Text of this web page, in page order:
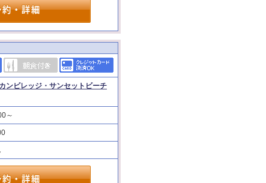
ンビレッジ・サンセットビーチ
～